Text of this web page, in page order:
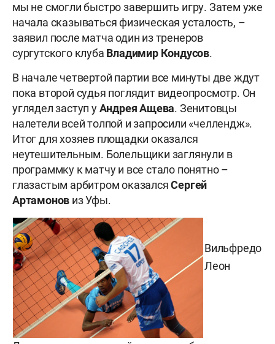
мы не смогли быстро завершить игру. Затем уже
начала сказываться физическая усталость, –
заявил после матча один из тренеров
сургутского клуба Владимир Кондусов.
В начале четвертой партии все минуты две ждут
пока второй судья поглядит видеопросмотр. Он
углядел заступ уАндрея Ащева. Зенитовцы
налетели всей толпой и запросили «челлендж».
Итог для хозяев площадки оказался
неутешительным. Болельщики заглянули в
программку к матчу и все стало понятно –
глазастым арбитром оказалсяСергей
Артамонов из Уфы.
Вильфредо
Леон